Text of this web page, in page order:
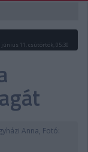
június 11. csütörtök, 05:30
Anna, Fotó: